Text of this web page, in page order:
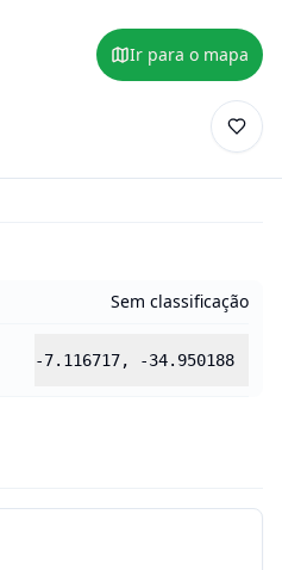
Ir para o mapa
Sem classificação
-7.116717, -34.950188